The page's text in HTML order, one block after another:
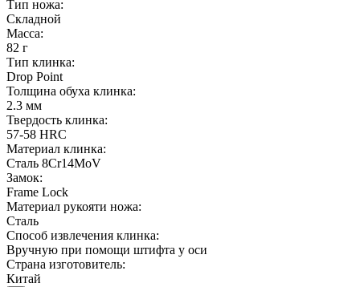
Тип ножа:
Складной
Масса:
82 г
Тип клинка:
Drop Point
Толщина обуха клинка:
2.3 мм
Твердость клинка:
57-58 HRC
Материал клинка:
Сталь 8Cr14MoV
Замок:
Frame Lock
Материал рукояти ножа:
Сталь
Способ извлечения клинка:
Вручную при помощи штифта у оси
Страна изготовитель:
Китай